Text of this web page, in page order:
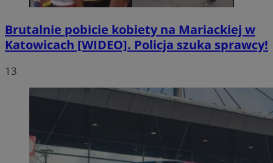
Brutalnie pobicie kobiety na Mariackiej w
Katowicach [WIDEO]. Policja szuka sprawcy!
13